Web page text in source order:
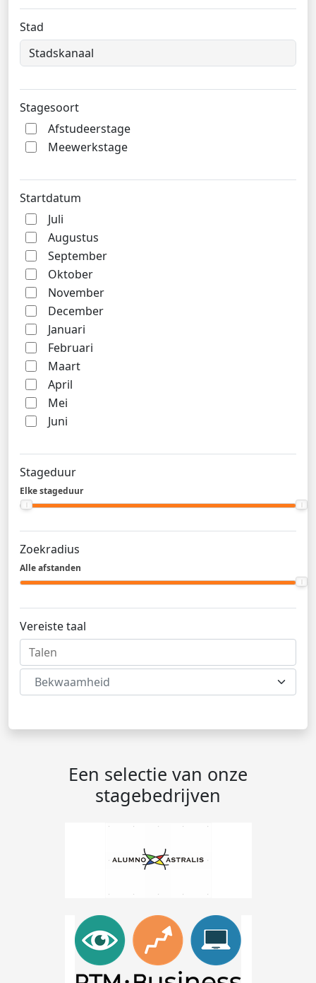
Stad
Stagesoort
Afstudeerstage
Meewerkstage
Startdatum
Juli
Augustus
September
Oktober
November
December
Januari
Februari
Maart
April
Mei
Juni
Stageduur
Elke stageduur
Zoekradius
Alle afstanden
Vereiste taal
Bekwaamheid
Een selectie van onze
stagebedrijven